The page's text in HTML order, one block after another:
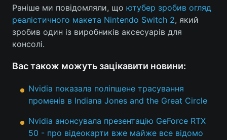
Раніше ми повідомляли, що ютубер зробив огляд
реалістичного макета Nintendo Switch 2, який
зробив один із виробників аксесуарів для
консолі.
Вас також можуть зацікавити новини:
Nvidia показала поліпшене трасування
променів в Indiana Jones and the Great Circle
Nvidia анонсувала презентацію GeForce RTX
50 - про відеокарти вже майже все відомо